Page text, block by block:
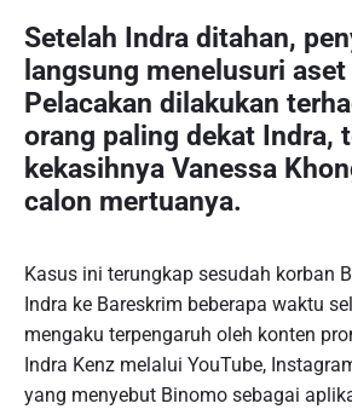
Setelah Indra ditahan,
langsung menelusuri
Pelacakan dilakukan
orang paling dekat Indra,
kekasihnya Vanessa
calon mertuanya.
Kasus ini terungkap sesudah korban
Indra ke Bareskrim beberapa waktu
mengaku terpengaruh oleh konten
Indra Kenz melalui YouTube,
yang menyebut Binomo sebagai